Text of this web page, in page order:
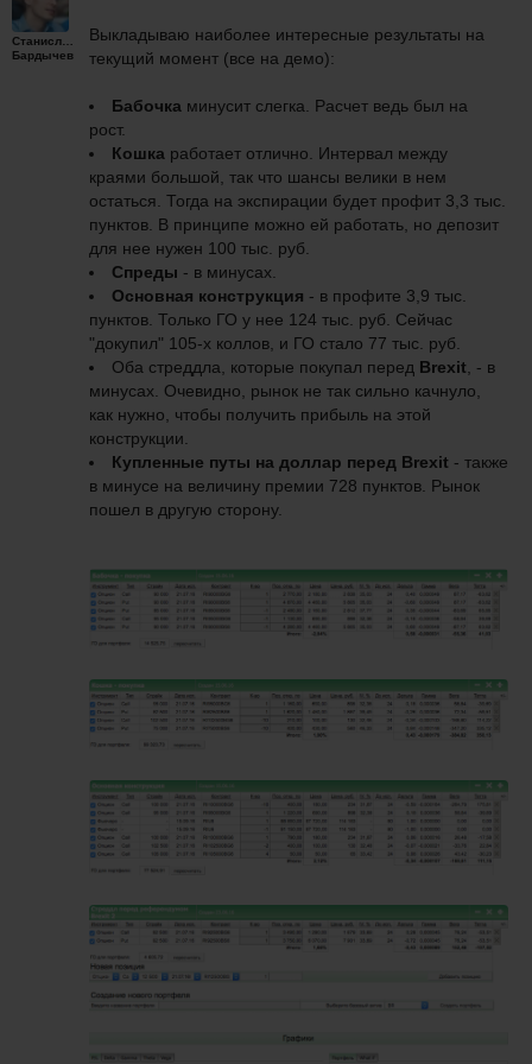
Станислав
Бардычев
Выкладываю наиболее интересные результаты на
текущий момент (все на демо):
Бабочка минусит слегка. Расчет ведь был на
рост.
Кошка работает отлично. Интервал между
краями большой, так что шансы велики в нем
остаться. Тогда на экспирации будет профит 3,3 тыс.
пунктов. В принципе можно ей работать, но депозит
для нее нужен 100 тыс. руб.
Спреды - в минусах.
Основная конструкция - в профите 3,9 тыс.
пунктов. Только ГО у нее 124 тыс. руб. Сейчас
"докупил" 105-х коллов, и ГО стало 77 тыс. руб.
Оба стреддла, которые покупал перед Brexit , - в
минусах. Очевидно, рынок не так сильно качнуло,
как нужно, чтобы получить прибыль на этой
конструкции.
Купленные путы на доллар перед Brexit - также
в минусе на величину премии 728 пунктов. Рынок
пошел в другую сторону.